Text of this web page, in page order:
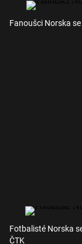
Fanoušci Norska
Fotbalisté Norska
ČTK